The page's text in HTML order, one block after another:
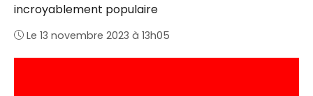
incroyablement populaire
Le 13 novembre 2023 à 13h05